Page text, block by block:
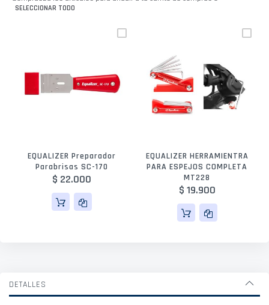
SELECCIONAR TODO
EQUALIZER Preparador
Parabrisas SC-170
$ 22.000
EQUALIZER HERRAMIENTRA
PARA ESPEJOS COMPLETA
MT228
$ 19.900
DETALLES